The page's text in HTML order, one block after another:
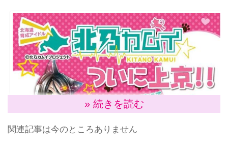
» 続きを読む
関連記事は今のところありません